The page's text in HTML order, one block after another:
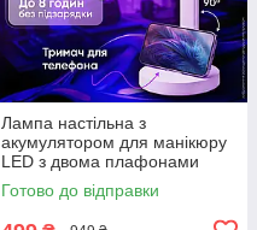
Лампа настільна з
акумулятором для манікюру
LED з двома плафонами
підставкою для телефону
сенсорним керуванням 3
Готово до відправки